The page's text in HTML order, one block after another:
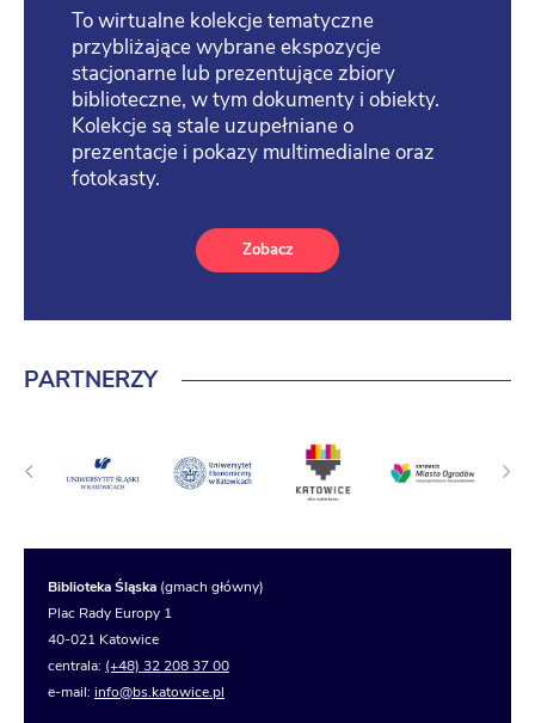
To wirtualne kolekcje tematyczne
przybliżające wybrane ekspozycje
stacjonarne lub prezentujące zbiory
biblioteczne, w tym dokumenty i obiekty.
Kolekcje są stale uzupełniane o
prezentacje i pokazy multimedialne oraz
fotokasty.
Zobacz
PARTNERZY
Biblioteka Śląska (gmach główny)
Plac Rady Europy 1
40-021 Katowice
centrala: (+48) 32 208 37 00
e-mail: info@bs.katowice.pl